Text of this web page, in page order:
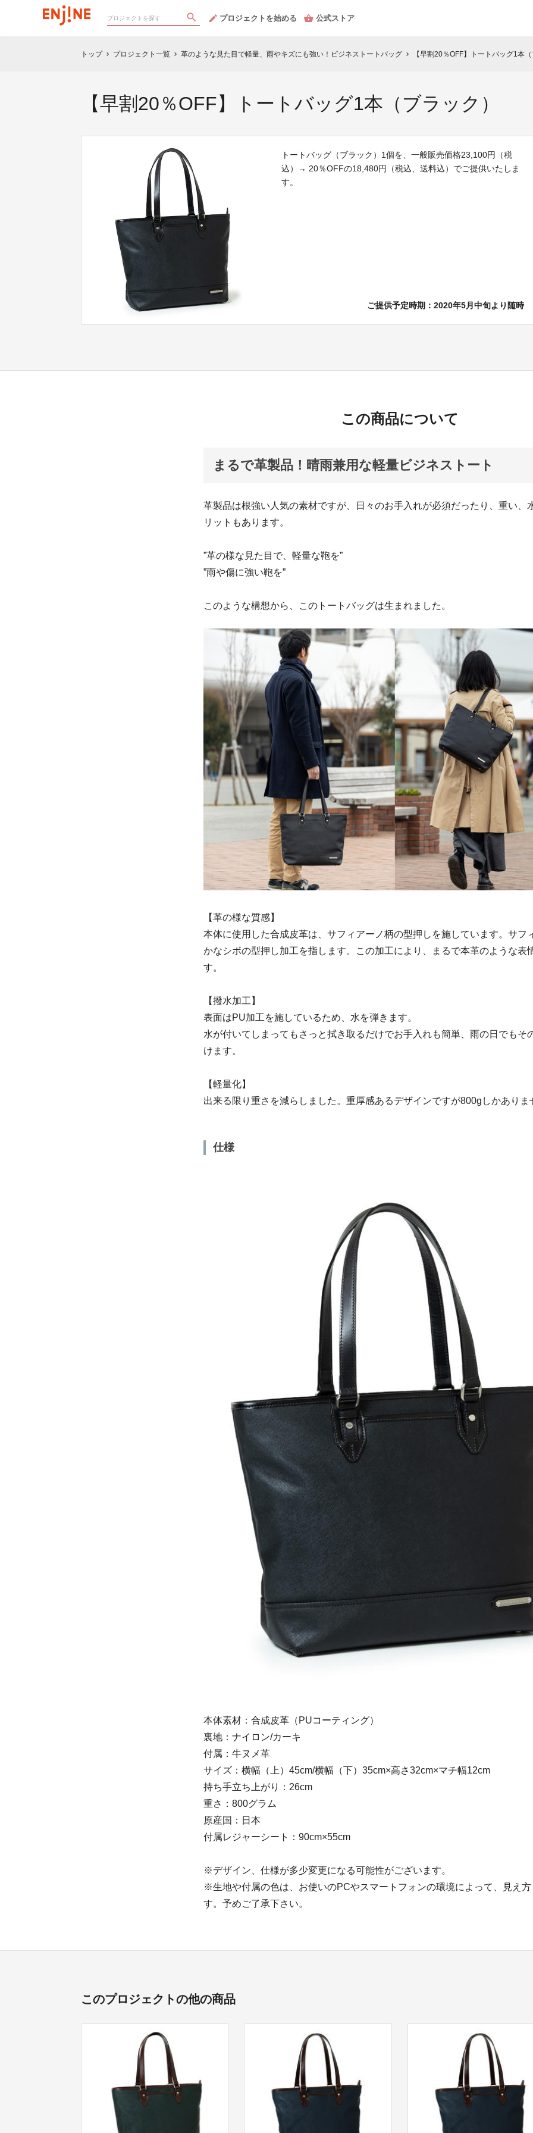
プロジェクトを始める 公式ストア
トップ chevron_right プロジェクト一覧 chevron_right 革のような見た目で軽量、雨やキズにも強い！ビジネストートバッグ chevron_right 【早割20％OFF】トートバッグ1本
【早割20％OFF】トートバッグ1本（ブラック）
トートバッグ（ブラック）1個を、一般販売価格23,100円（税
込）→ 20％OFFの18,480円（税込、送料込）でご提供いたしま
す。
ご提供予定時期：2020年5月中旬より随時
この商品について
まるで革製品！晴雨兼用な軽量ビジネストート
革製品は根強い人気の素材ですが、日々のお手入れが必須だったり、重い、
リットもあります。
”革の様な見た目で、軽量な鞄を”
”雨や傷に強い鞄を”
このような構想から、このトートバッグは生まれました。
【革の様な質感】
本体に使用した合成皮革は、サフィアーノ柄の型押しを施しています。サフ
かなシボの型押し加工を指します。この加工により、まるで本革のような表
す。
【撥水加工】
表面はPU加工を施しているため、水を弾きます。
水が付いてしまってもさっと拭き取るだけでお手入れも簡単、雨の日でもそ
けます。
【軽量化】
出来る限り重さを減らしました。重厚感あるデザインですが800gしかありま
仕様
本体素材：合成皮革（PUコーティング）
裏地：ナイロン/カーキ
付属：牛ヌメ革
サイズ：横幅（上）45cm/横幅（下）35cm×高さ32cm×マチ幅12cm
持ち手立ち上がり：26cm
重さ：800グラム
原産国：日本
付属レジャーシート：90cm×55cm
※デザイン、仕様が多少変更になる可能性がございます。
※生地や付属の色は、お使いのPCやスマートフォンの環境によって、見え
す。予めご了承下さい。
このプロジェクトの他の商品